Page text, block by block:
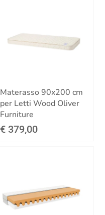
Materasso 90x200 cm
per Letti Wood Oliver
Furniture
€ 379,00